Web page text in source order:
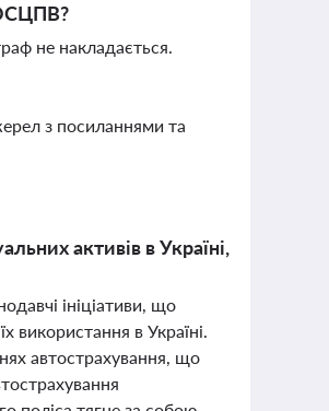
не накладається.
з посиланнями та
активів в Україні,
ініціативи, що
використання в Україні.
автострахування, що